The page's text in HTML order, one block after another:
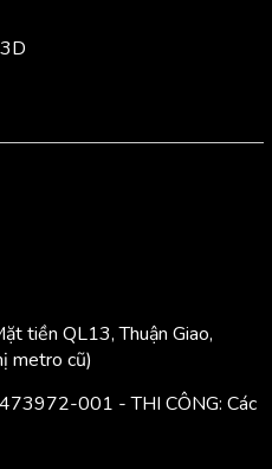
tiền QL13, Thuận Giao,
metro cũ)
001 - THI CÔNG: Các